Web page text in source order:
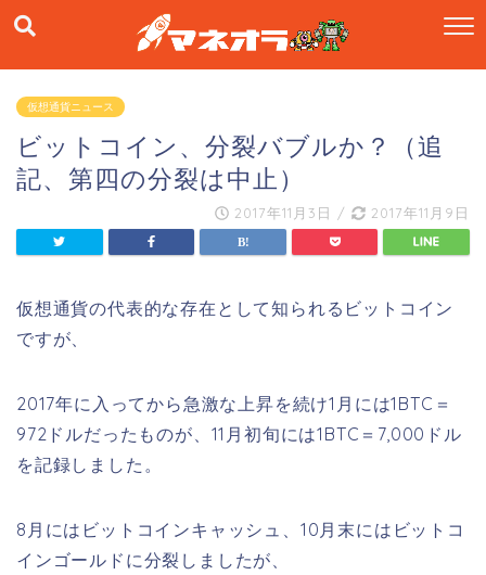
仮想通貨ニュース
ビットコイン、分裂バブルか？（追
記、第四の分裂は中止）
2017年11月3日 / 2017年11月9日
仮想通貨の代表的な存在として知られるビットコイン
ですが、
2017年に入ってから急激な上昇を続け1月には1BTC＝
972ドルだったものが、11月初旬には1BTC＝7,000ドル
を記録しました。
8月にはビットコインキャッシュ、10月末にはビットコ
インゴールドに分裂しましたが、